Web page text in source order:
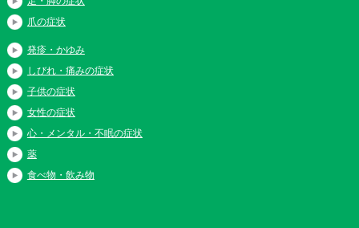
爪の症状
発疹・かゆみ
しびれ・痛みの症状
子供の症状
女性の症状
心・メンタル・不眠の症状
薬
食べ物・飲み物